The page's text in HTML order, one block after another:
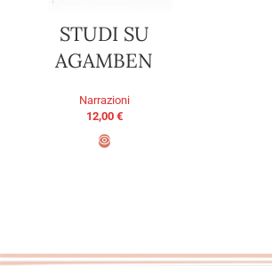
STUDI SU
AGAMBEN
Narrazioni
12,00 €